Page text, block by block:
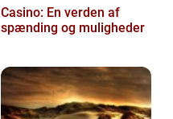
Casino: En verden af
spænding og muligheder